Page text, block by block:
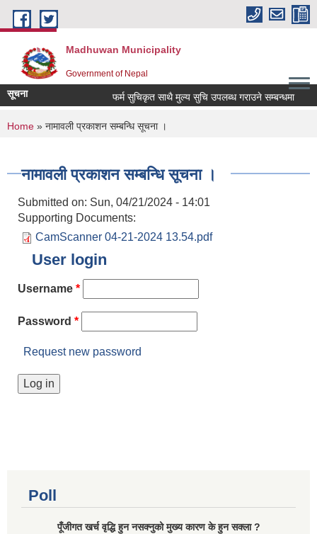
Skip to main content
Madhuwan Municipality
Government of Nepal
सूचना फर्म सुचिकृत साथै मुल्य सुचि उपलब्ध गराउने सम्बन्धमा
You are here
Home » नामावली प्रकाशन सम्बन्धि सूचना ।
नामावली प्रकाशन सम्बन्धि सूचना ।
Submitted on: Sun, 04/21/2024 - 14:01
Supporting Documents:
CamScanner 04-21-2024 13.54.pdf
User login
Username *
Password *
Request new password
Poll
पूँजीगत खर्च वृद्धि हुन नसक्नुको मुख्य कारण के हुन सक्ला ?